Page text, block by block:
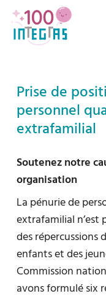
Prise de
personnel
extrafamilial
Soutenez notre
organisation
La pénurie de
extrafamilial n’est
des répercussions
enfants et des
Commission
avons formulé six